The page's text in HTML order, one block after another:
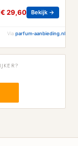
€ 29,60 Bekijk →
Via parfum-aanbieding.nl